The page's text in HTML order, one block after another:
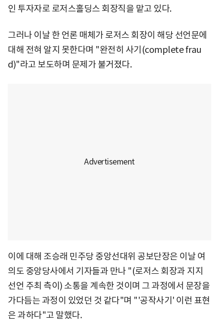
인 투자자로 로저스홀딩스 회장직을 맡고 있다.
그러나 이날 한 언론 매체가 로저스 회장이 해당 선언문에
대해 전혀 알지 못한다며 "완전히 사기(complete frau
d)"라고 보도하며 문제가 불거졌다.
이에 대해 조승래 민주당 중앙선대위 공보단장은 이날 여
의도 중앙당사에서 기자들과 만나 "(로저스 회장과 지지
선언 주최 측이) 소통을 계속한 것이며 그 과정에서 문장을
가다듬는 과정이 있었던 것 같다"며 "'공작사기' 이런 표현
은 과하다"고 말했다.